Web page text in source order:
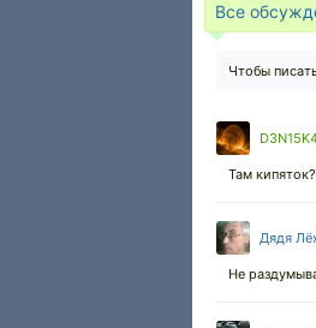
Все
Чтобы
Там кипяток?
Дядя
Не